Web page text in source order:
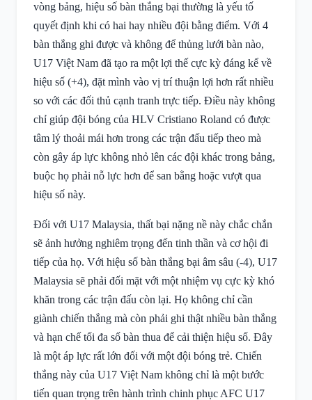
vòng bảng, hiệu số bàn thắng bại thường là yếu tố
quyết định khi có hai hay nhiều đội bằng điểm. Với 4
bàn thắng ghi được và không để thủng lưới bàn nào,
U17 Việt Nam đã tạo ra một lợi thế cực kỳ đáng kể về
hiệu số (+4), đặt mình vào vị trí thuận lợi hơn rất nhiều
so với các đối thủ cạnh tranh trực tiếp. Điều này không
chỉ giúp đội bóng của HLV Cristiano Roland có được
tâm lý thoải mái hơn trong các trận đấu tiếp theo mà
còn gây áp lực không nhỏ lên các đội khác trong bảng,
buộc họ phải nỗ lực hơn để san bằng hoặc vượt qua
hiệu số này.
Đối với U17 Malaysia, thất bại nặng nề này chắc chắn
sẽ ảnh hưởng nghiêm trọng đến tinh thần và cơ hội đi
tiếp của họ. Với hiệu số bàn thắng bại âm sâu (-4), U17
Malaysia sẽ phải đối mặt với một nhiệm vụ cực kỳ khó
khăn trong các trận đấu còn lại. Họ không chỉ cần
giành chiến thắng mà còn phải ghi thật nhiều bàn thắng
và hạn chế tối đa số bàn thua để cải thiện hiệu số. Đây
là một áp lực rất lớn đối với một đội bóng trẻ. Chiến
thắng này của U17 Việt Nam không chỉ là một bước
tiến quan trọng trên hành trình chinh phục AFC U17